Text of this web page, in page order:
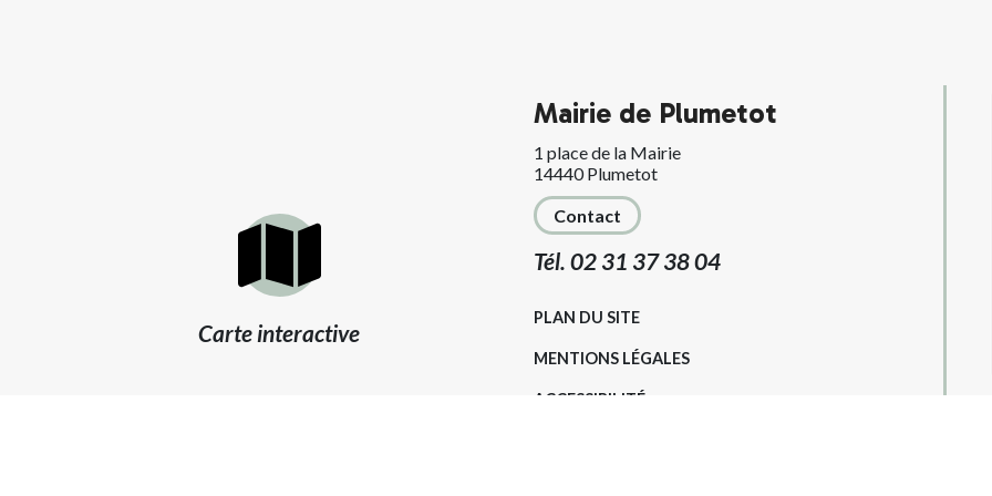
Carte interactive
Mairie de Plumetot
1 place de la Mairie
14440 Plumetot
Contact
Tél. 02 31 37 38 04
PLAN DU SITE
MENTIONS LÉGALES
ACCESSIBILITÉ